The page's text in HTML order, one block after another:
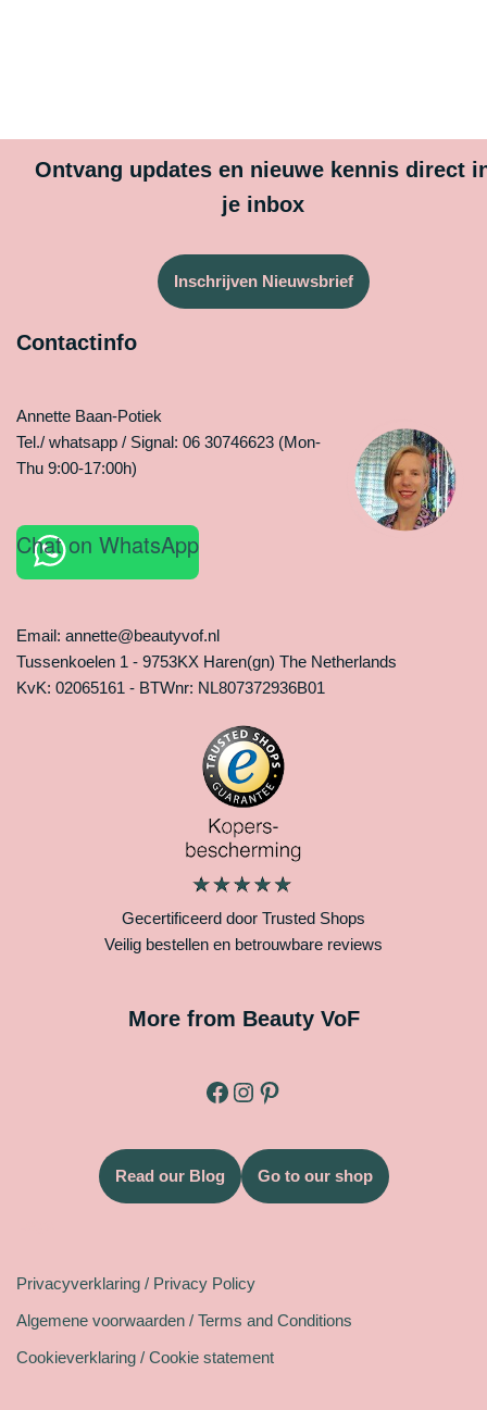
Ontvang updates en nieuwe kennis direct
je inbox
Inschrijven Nieuwsbrief
Contactinfo
Annette Baan-Potiek
Tel./ whatsapp / Signal: 06 30746623 (Mon-
Thu 9:00-17:00h)
Chat on WhatsApp
Email: annette@beautyvof.nl
Tussenkoelen 1 - 9753KX Haren(gn) The Netherlands
KvK: 02065161 - BTWnr: NL807372936B01
Gecertificeerd door Trusted Shops
Veilig bestellen en betrouwbare reviews
More from Beauty VoF
Read our Blog Go to our shop
Privacyverklaring / Privacy Policy
Algemene voorwaarden / Terms and Conditions
Cookieverklaring / Cookie statement